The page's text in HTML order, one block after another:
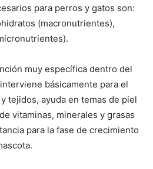
para perros y gatos son:
(macronutrientes),
muy específica dentro del
básicamente para el
tejidos, ayuda en temas de piel
vitaminas, minerales y grasas
para la fase de crecimiento